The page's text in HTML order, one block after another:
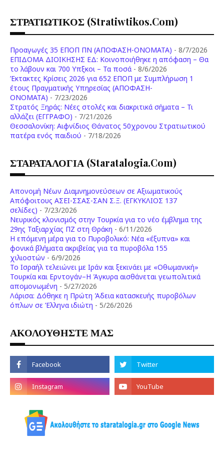
ΣΤΡΑΤΙΩΤΙΚΟΣ (stratiwtikos.com)
Προαγωγές 35 ΕΠΟΠ ΠΝ (ΑΠΟΦΑΣΗ-ΟΝΟΜΑΤΑ) - 8/7/2026
ΕΠΙΔΟΜΑ ΔΙΟΙΚΗΣΗΣ ΕΔ: Κοινοποιήθηκε η απόφαση – Θα
το λάβουν και 700 Υπξκοι – Τα ποσά - 8/6/2026
Έκτακτες Κρίσεις 2026 για 652 ΕΠΟΠ με Συμπλήρωση 1
έτους Πραγματικής Υπηρεσίας (ΑΠΟΦΑΣΗ-
ONOMATA) - 7/23/2026
Στρατός Ξηράς: Νέες στολές και διακριτικά σήματα – Τι
αλλάζει (ΕΓΓΡΑΦΟ) - 7/21/2026
Θεσσαλονίκη: Αιφνίδιος Θάνατος 50χρονου Στρατιωτικού
πατέρα ενός παιδιού - 7/18/2026
ΣΤΑΡΑΤΑΛΟΓΙΑ (staratalogia.com)
Απονομή Νέων Διαμνημονεύσεων σε Αξιωματικούς
Απόφοιτους ΑΣΕΙ-ΣΣΑΣ-ΣΑΝ Σ.Ξ. (ΕΓΚΥΚΛΙΟΣ 137
σελίδες) - 7/23/2026
Νευρικός κλονισμός στην Τουρκία για το νέο έμβλημα της
29ης Ταξιαρχίας ΠΖ στη Θράκη - 6/11/2026
Η επόμενη μέρα για το Πυροβολικό: Νέα «έξυπνα» και
φονικά βλήματα ακριβείας για τα πυροβόλα 155
χιλιοστών - 6/9/2026
Το Ισραήλ τελειώνει με Ιράν και ξεκινάει με «Οθωμανική»
Τουρκία και Ερντογάν–Η Άγκυρα αισθάνεται γεωπολιτικά
απομονωμένη - 5/27/2026
Λάρισα: Δόθηκε η Πρώτη Άδεια κατασκευής πυροβόλων
όπλων σε Έλληνα ιδιώτη - 5/26/2026
ΑΚΟΛΟΥΘΗΣΤΕ ΜΑΣ